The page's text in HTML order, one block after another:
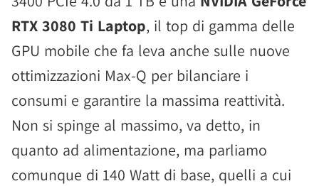
RTX 3080 Ti Laptop, il top di gamma delle
GPU mobile che fa leva anche sulle nuove
ottimizzazioni Max-Q per bilanciare i
consumi e garantire la massima reattività.
Non si spinge al massimo, va detto, in
quanto ad alimentazione, ma parliamo
comunque di 140 Watt di base, quelli a cui